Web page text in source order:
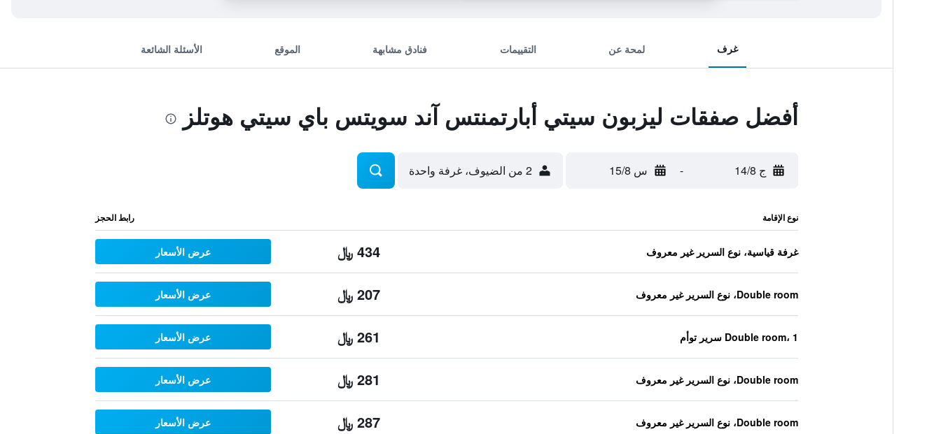
غرف لمحة عن التقييمات فنادق مشابهة الموقع الأسئلة الشائعة
أفضل صفقات ليزبون سيتي أبارتمنتس آند سويتس باي سيتي هوتلز
ج 14/8 - س 15/8 2 من الضيوف، غرفة واحدة
نوع الإقامة رابط الحجز
غرفة قياسية، نوع السرير غير معروف 434 ﷼ عرض الأسعار
Double room، نوع السرير غير معروف 207 ﷼ عرض الأسعار
Double room، 1 سرير توأم 261 ﷼ عرض الأسعار
Double room، نوع السرير غير معروف 281 ﷼ عرض الأسعار
Double room، نوع السرير غير معروف 287 ﷼ عرض الأسعار